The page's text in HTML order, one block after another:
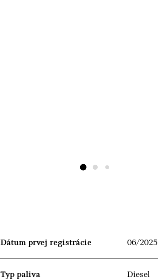
Dátum prvej registrácie 06/2025
Typ paliva Diesel